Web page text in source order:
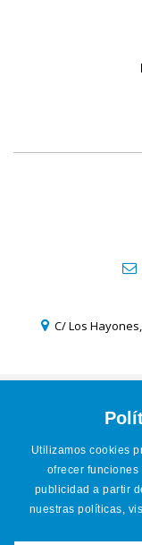
Utilizamos cookies
ofrecer
publicidad a partir
nuestras políticas,
C/ Los